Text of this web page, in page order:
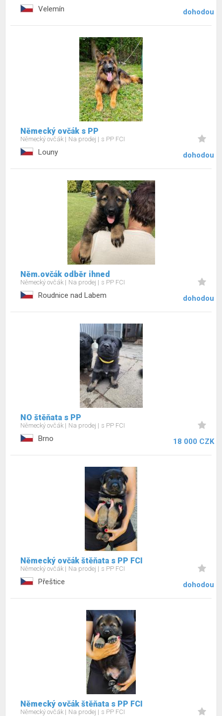
Velemín dohodou
Německý ovčák s PP
Německý ovčák Na prodej s PP FCI
Louny dohodou
Něm.ovčák odběr ihned
Německý ovčák Na prodej s PP FCI
Roudnice nad Labem dohodou
NO štěňata s PP
Německý ovčák Na prodej s PP FCI
Brno 18 000 CZK
Německý ovčák štěňata s PP FCI
Německý ovčák Na prodej s PP FCI
Přeštice dohodou
Německý ovčák štěňata s PP FCI
Německý ovčák Na prodej s PP FCI